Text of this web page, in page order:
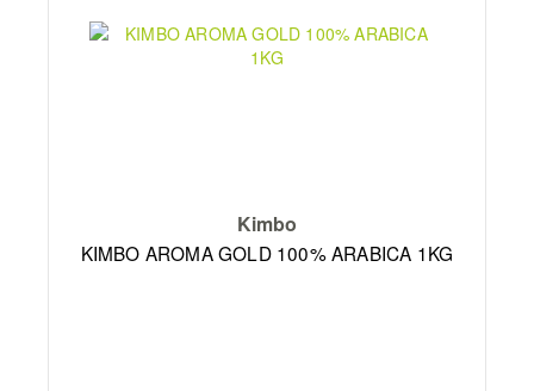
Kimbo
KIMBO AROMA GOLD 100% ARABICA 1KG